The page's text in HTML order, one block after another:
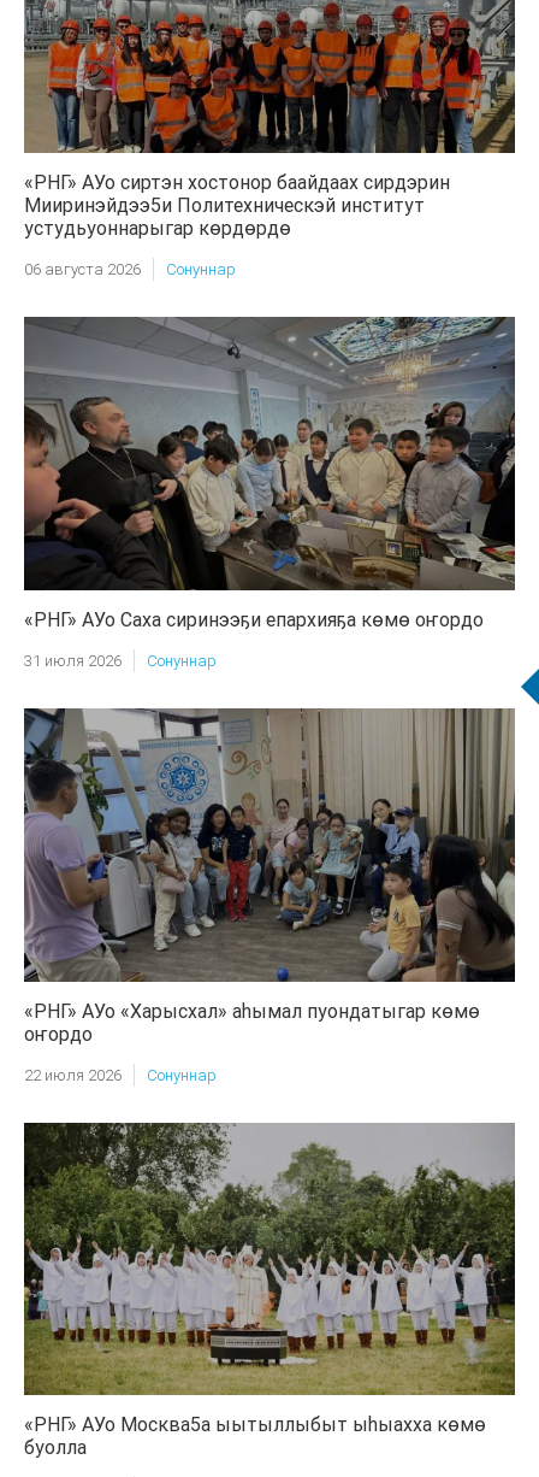
«РНГ» АУо сиртэн хостонор баайдаах сирдэрин
Мииринэйдээ5и Политехническэй институт
устудьуоннарыгар көрдөрдө
06 августа 2026 Сонуннар
«РНГ» АУо Саха сиринээҕи епархияҕа көмө оҥордо
31 июля 2026 Сонуннар
«РНГ» АУо «Харысхал» аһымал пуондатыгар көмө
оҥордо
22 июля 2026 Сонуннар
«РНГ» АУо Москва5а ыытыллыбыт ыһыахха көмө
буолла